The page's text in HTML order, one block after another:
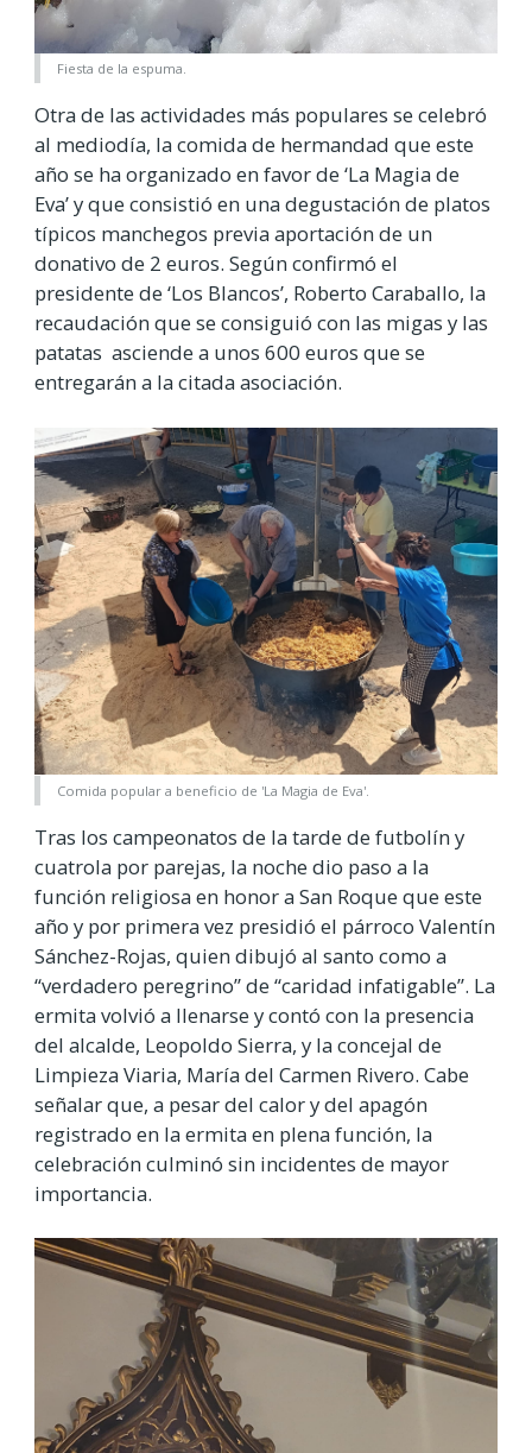
Fiesta de la espuma.
Otra de las actividades más populares se celebró
al mediodía, la comida de hermandad que este
año se ha organizado en favor de ‘La Magia de
Eva’ y que consistió en una degustación de platos
típicos manchegos previa aportación de un
donativo de 2 euros. Según confirmó el
presidente de ‘Los Blancos’, Roberto Caraballo, la
recaudación que se consiguió con las migas y las
patatas asciende a unos 600 euros que se
entregarán a la citada asociación.
Comida popular a beneficio de 'La Magia de Eva'.
Tras los campeonatos de la tarde de futbolín y
cuatrola por parejas, la noche dio paso a la
función religiosa en honor a San Roque que este
año y por primera vez presidió el párroco Valentín
Sánchez-Rojas, quien dibujó al santo como a
“verdadero peregrino” de “caridad infatigable”. La
ermita volvió a llenarse y contó con la presencia
del alcalde, Leopoldo Sierra, y la concejal de
Limpieza Viaria, María del Carmen Rivero. Cabe
señalar que, a pesar del calor y del apagón
registrado en la ermita en plena función, la
celebración culminó sin incidentes de mayor
importancia.